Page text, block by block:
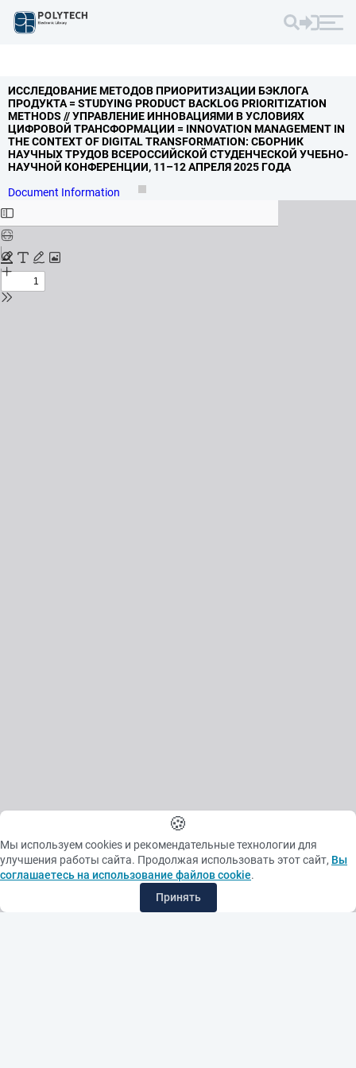
ИССЛЕДОВАНИЕ МЕТОДОВ ПРИОРИТИЗАЦИИ БЭКЛОГА
ПРОДУКТА = STUDYING PRODUCT BACKLOG PRIORITIZATION
METHODS // УПРАВЛЕНИЕ ИННОВАЦИЯМИ В УСЛОВИЯХ
ЦИФРОВОЙ ТРАНСФОРМАЦИИ = INNOVATION MANAGEMENT IN
THE CONTEXT OF DIGITAL TRANSFORMATION: СБОРНИК
НАУЧНЫХ ТРУДОВ ВСЕРОССИЙСКОЙ СТУДЕНЧЕСКОЙ УЧЕБНО-
НАУЧНОЙ КОНФЕРЕНЦИИ, 11–12 АПРЕЛЯ 2025 ГОДА
Document Information
🍪
Мы используем cookies и рекомендательные технологии для
улучшения работы сайта. Продолжая использовать этот сайт, Вы
соглашаетесь на использование файлов cookie.
Принять